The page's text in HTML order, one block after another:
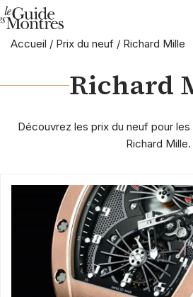
Accueil / Prix du neuf / Richard Mille
Richard
Découvrez les prix du neuf pour
Richard Mille.